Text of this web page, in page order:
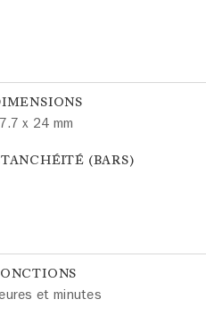
x 24 mm
(BARS)
et minutes